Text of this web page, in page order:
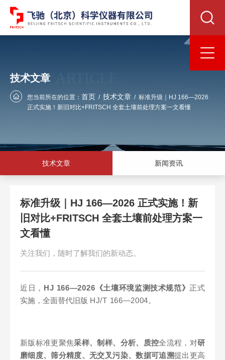
技术文章
您当前所在的位置： 首页 / 技术文章 / 标准升级｜HJ 166—2026
正式实施！新旧对比+FRITSCH 全套土壤前处理方案一文看懂
技术文章 新闻资讯
标准升级｜HJ 166—2026 正式实施！新
旧对比+FRITSCH 全套土壤前处理方案一
文看懂
关注我们，随时了解我们的新动态。
近日， HJ 166—2026 《土壤环境监测技术规范》 正式
实施，全面替代旧版 HJ/T 166—2004。
新版标准更聚焦采样、制样、分析、质控全流程，对研
磨细度、筛分精度、无交叉污染、数据可追溯提出更高